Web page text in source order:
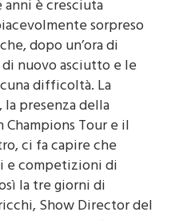
in maniera egregia,
è cresciuta
sorpreso
dopo un’ora di
nuovo asciutto e le
difficoltà. La
presenza della
Tour e il
ci fa capire che
competizioni di
la tre giorni di